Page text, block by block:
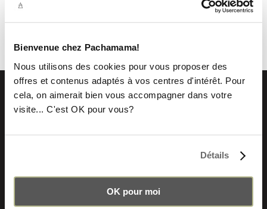
Bienvenue chez Pachamama!
Nous utilisons des cookies pour vous proposer des
offres et contenus adaptés à vos centres d'intérêt. Pour
cela, on aimerait bien vous accompagner dans votre
visite... C'est OK pour vous?
Détails
OK pour moi
Savoir-faire ancestral